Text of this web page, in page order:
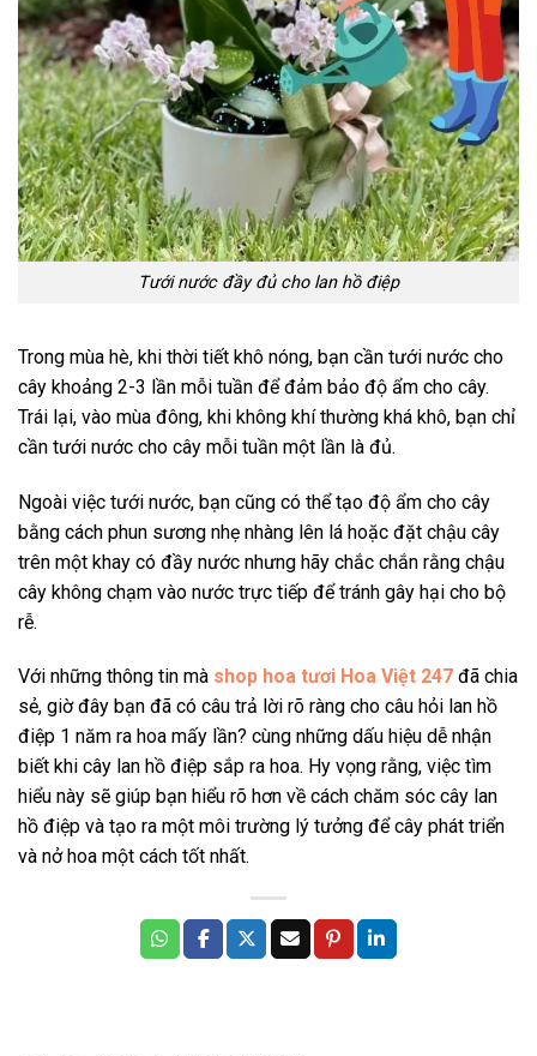
Tưới nước đầy đủ cho lan hồ điệp
Trong mùa hè, khi thời tiết khô nóng, bạn cần tưới nước cho
cây khoảng 2-3 lần mỗi tuần để đảm bảo độ ẩm cho cây.
Trái lại, vào mùa đông, khi không khí thường khá khô, bạn chỉ
cần tưới nước cho cây mỗi tuần một lần là đủ.
Ngoài việc tưới nước, bạn cũng có thể tạo độ ẩm cho cây
bằng cách phun sương nhẹ nhàng lên lá hoặc đặt chậu cây
trên một khay có đầy nước nhưng hãy chắc chắn rằng chậu
cây không chạm vào nước trực tiếp để tránh gây hại cho bộ
rễ.
Với những thông tin mà shop hoa tươi Hoa Việt 247 đã chia
sẻ, giờ đây bạn đã có câu trả lời rõ ràng cho câu hỏi lan hồ
điệp 1 năm ra hoa mấy lần? cùng những dấu hiệu dễ nhận
biết khi cây lan hồ điệp sắp ra hoa. Hy vọng rằng, việc tìm
hiểu này sẽ giúp bạn hiểu rõ hơn về cách chăm sóc cây lan
hồ điệp và tạo ra một môi trường lý tưởng để cây phát triển
và nở hoa một cách tốt nhất.